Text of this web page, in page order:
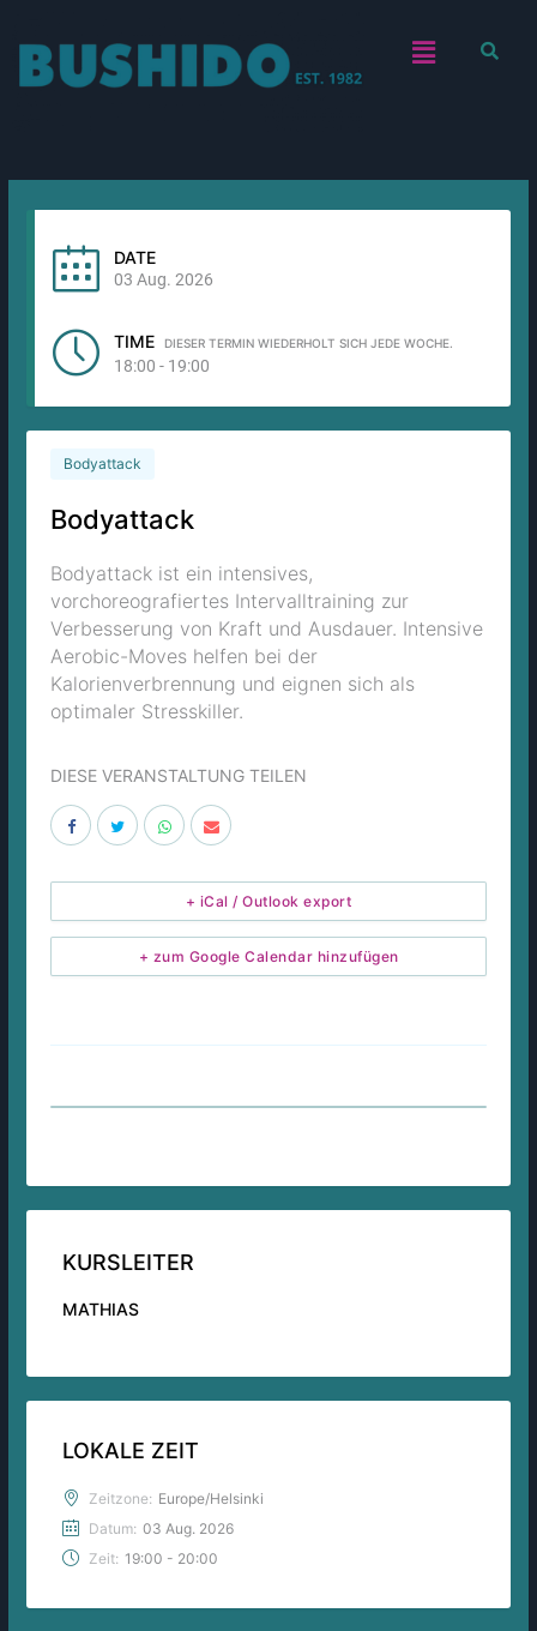
Inhalt
springen
Menü
DATE
03 Aug. 2026
TIME DIESER TERMIN WIEDERHOLT SICH JEDE WOCHE.
18:00 - 19:00
Bodyattack
Bodyattack
Bodyattack ist ein intensives,
vorchoreografiertes Intervalltraining zur
Verbesserung von Kraft und Ausdauer. Intensive
Aerobic-Moves helfen bei der
Kalorienverbrennung und eignen sich als
optimaler Stresskiller.
DIESE VERANSTALTUNG TEILEN
+ zum Google Calendar hinzufügen
+ iCal / Outlook export
KURSLEITER
MATHIAS
LOKALE ZEIT
Zeitzone: Europe/Helsinki
Datum: 03 Aug. 2026
Zeit: 19:00 - 20:00